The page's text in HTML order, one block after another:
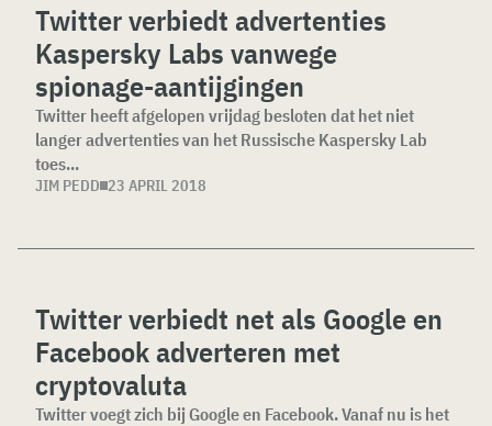
Twitter verbiedt advertenties
Kaspersky Labs vanwege
spionage-aantijgingen
Twitter heeft afgelopen vrijdag besloten dat het niet
langer advertenties van het Russische Kaspersky Lab
toes...
JIM PEDD 23 APRIL 2018
Twitter verbiedt net als Google en
Facebook adverteren met
cryptovaluta
Twitter voegt zich bij Google en Facebook. Vanaf nu is het